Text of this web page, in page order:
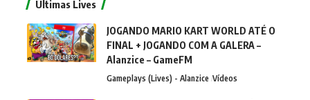
Últimas Lives
JOGANDO MARIO KART WORLD ATÉ O
FINAL + JOGANDO COM A GALERA –
Alanzice – GameFM
Gameplays (Lives) - Alanzice Vídeos